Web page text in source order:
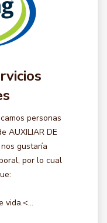
personas
AUXILIAR DE
nos gustaría
por lo cual
vida.<...